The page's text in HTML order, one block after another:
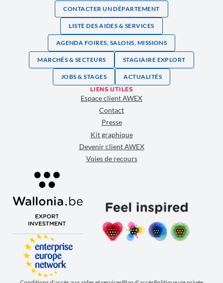
CONTACTER UN DÉPARTEMENT
LISTE DES AIDES & SERVICES
AGENDA FOIRES, SALONS, MISSIONS
MARCHÉS & SECTEURS STAGIAIRE EXPLORT
JOBS & STAGES ACTUALITÉS
LIENS UTILES
Espace client AWEX
Contact
Presse
Kit graphique
Devenir client AWEX
Voies de recours